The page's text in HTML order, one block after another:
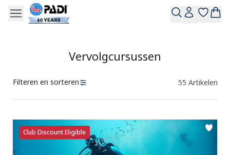
Vervolgcursussen
Filteren en sorteren 55 Artikelen
Producten
Club Discount Eligible